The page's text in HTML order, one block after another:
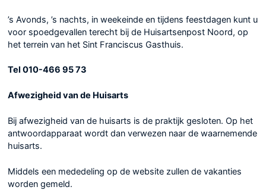
’s Avonds, ’s nachts, in weekeinde en tijdens feestdagen kunt u
voor spoedgevallen terecht bij de Huisartsenpost Noord, op
het terrein van het Sint Franciscus Gasthuis.
Tel 010-466 95 73
Afwezigheid van de Huisarts
Bij afwezigheid van de huisarts is de praktijk gesloten. Op het
antwoordapparaat wordt dan verwezen naar de waarnemende
huisarts.
Middels een mededeling op de website zullen de vakanties
worden gemeld.